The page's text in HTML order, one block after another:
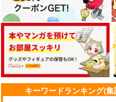
春の嵐
２×３
440円（税込）
東方仗助×岸辺露伴
サンプル
れんあいヴ
九時半倶楽
800円（税込）
東方仗助×岸
サン
キーワードランキング(